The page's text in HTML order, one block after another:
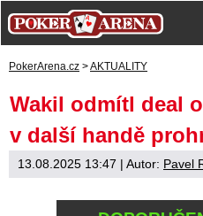
PokerArena.cz >AKTUALITY
Wakil odmítl deal
v další handě
13.08.2025 13:47 | Autor: Pavel